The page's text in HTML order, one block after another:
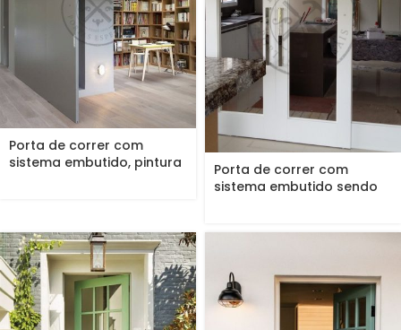
Porta de correr com
sistema embutido, pintura
Porta de correr com
sistema embutido sendo